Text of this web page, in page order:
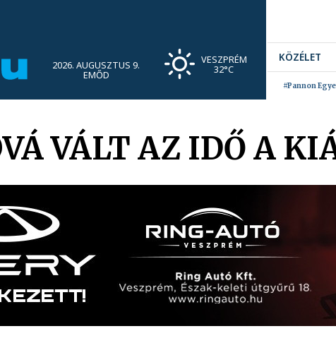
2026. AUGUSZTUS 9.
EMŐD
VESZPRÉM
32°C
KÖZÉLET
#Pannon
VÁLT AZ IDŐ A